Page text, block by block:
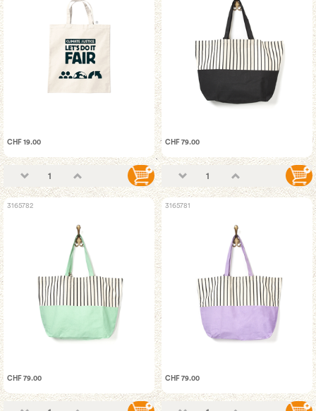
CHF 19.00 CHF 79.00
3165782
CHF 79.00
3165781
CHF 79.00